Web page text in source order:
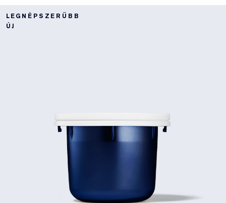
LEGNÉPSZERŰBB
ÚJ